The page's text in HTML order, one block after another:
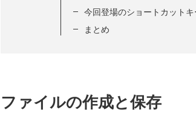
今回登場のショートカットキ
まとめ
ファイルの作成と保存